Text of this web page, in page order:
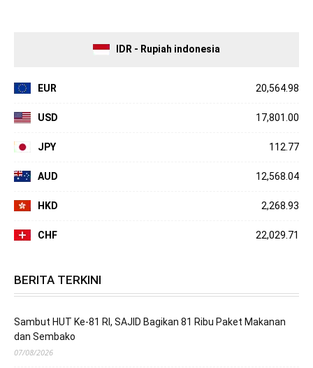
IDR - Rupiah indonesia
EUR 20,564.98
USD 17,801.00
JPY 112.77
AUD 12,568.04
HKD 2,268.93
CHF 22,029.71
BERITA TERKINI
Sambut HUT Ke-81 RI, SAJID Bagikan 81 Ribu Paket Makanan
dan Sembako
07/08/2026